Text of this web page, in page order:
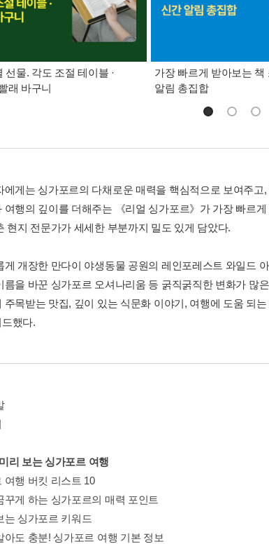
선물. 각도 조절 테이블 ·
래 바구니
가장 빠르게 받아보는 책
알림 총집합
에게는 싱가포르의 다채로운 매력을 핵심적으로 보여주
여행의 깊이를 더해주는 《리얼 싱가포르》가 가장 빠르
현지 전문가가 세세한 부분까지 밀도 있게 담았다.
게 개장한 만다이 야생동물 공원의 레인포레스트 와일드
름을 바꾼 싱가포르 오셔나리움 등 굵직굵직한 변화가 많
주목받는 맛집, 깊이 있는 식문화 이야기, 여행에 도움 되
했다.
리 보는 싱가포르 여행
여행 버킷 리스트 10
꾸게 하는 싱가포르의 매력 포인트
는 싱가포르 키워드
아도 충분! 싱가포르 여행 기본 정보